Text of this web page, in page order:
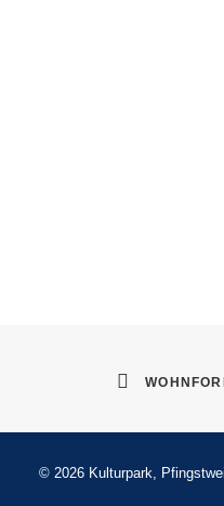
© 2026 Kulturpark,